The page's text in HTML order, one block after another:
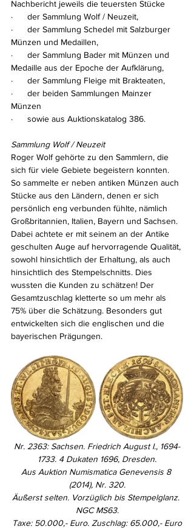
Nachbericht jeweils die teuersten Stücke
·      der Sammlung Wolf / Neuzeit,
·      der Sammlung Schedel mit Salzburger
Münzen und Medaillen,
·      der Sammlung Bader mit Münzen und
Medaille aus der Epoche der Aufklärung,
·      der Sammlung Fleige mit Brakteaten,
·      der beiden Sammlungen Mainzer
Münzen
·      sowie aus Auktionskatalog 386.
Sammlung Wolf / Neuzeit
Roger Wolf gehörte zu den Sammlern, die
sich für viele Gebiete begeistern konnten.
So sammelte er neben antiken Münzen auch
Stücke aus den Ländern, denen er sich
persönlich eng verbunden fühlte, nämlich
Großbritannien, Italien, Bayern und Sachsen.
Dabei achtete er mit seinem an der Antike
geschulten Auge auf hervorragende Qualität,
sowohl hinsichtlich der Erhaltung, als auch
hinsichtlich des Stempelschnitts. Dies
wussten die Kunden zu schätzen! Der
Gesamtzuschlag kletterte so um mehr als
75% über die Schätzung. Besonders gut
entwickelten sich die englischen und die
bayerischen Prägungen.
Nr. 2363: Sachsen. Friedrich August I., 1694-
1733. 4 Dukaten 1696, Dresden.
Aus Auktion Numismatica Genevensis 8
(2014), Nr. 320.
Äußerst selten. Vorzüglich bis Stempelglanz.
NGC MS63.
Taxe: 50.000,- Euro. Zuschlag: 65.000,- Euro